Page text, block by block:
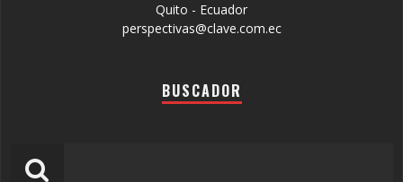
Quito - Ecuador
perspectivas@clave.com.ec
BUSCADOR